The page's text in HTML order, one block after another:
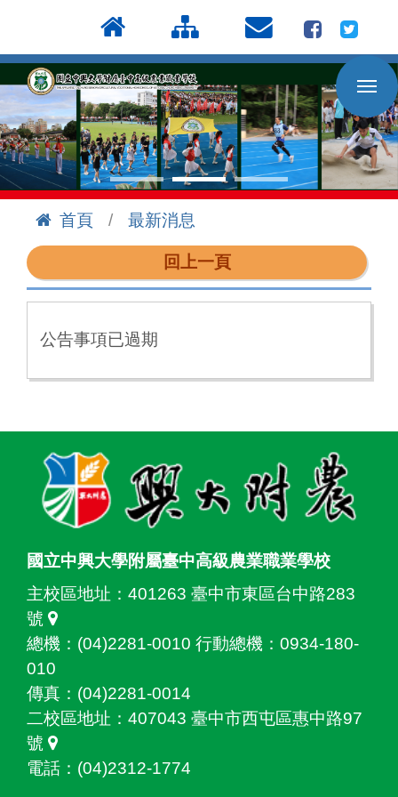
到
主
要
內
容
區
首頁
最新消息
回上一頁
公告事項已過期
國立中興大學附屬臺中高級農業職業學校
主校區地址： 401263 臺中市東區台中路283
號
總機：(04)2281-0010 行動總機：0934-180-
010
傳真：(04)2281-0014
二校區地址： 407043 臺中市西屯區惠中路97
號
電話：(04)2312-1774